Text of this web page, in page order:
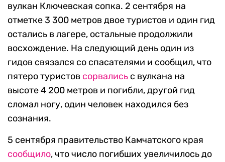
вулкан Ключевская сопка. 2 сентября на
отметке 3 300 метров двое туристов и один гид
остались в лагере, остальные продолжили
восхождение. На следующий день один из
гидов связался со спасателями и сообщил, что
пятеро туристов сорвались с вулкана на
высоте 4 200 метров и погибли, другой гид
сломал ногу, один человек находился без
сознания.
5 сентября правительство Камчатского края
сообщило, что число погибших увеличилось до